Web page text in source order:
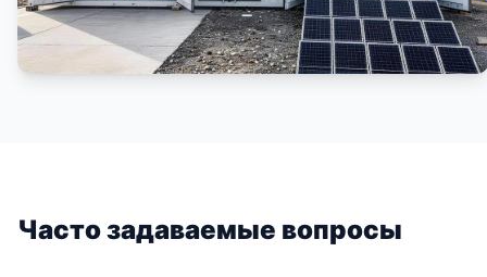
Часто задаваемые вопросы